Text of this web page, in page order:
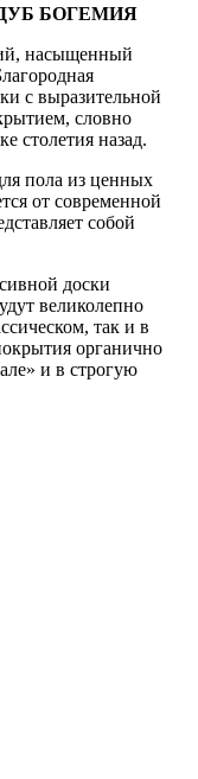
БОГЕМИЯ
насыщенный
с выразительной
словно
столетия назад.
пола из ценных
от современной
собой
доски
великолепно
так и в
органично
и в строгую